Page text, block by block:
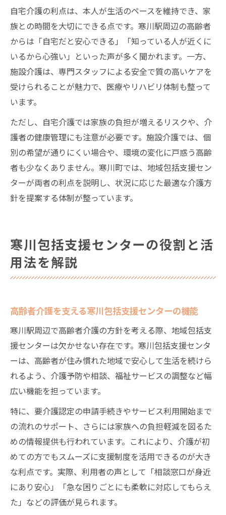
自宅介護の利点は、本人が生活のペースを維持でき、家
族との時間を大切にできる点です。寒川駅周辺の高齢者
からは「自宅だと安心できる」「知っている人が近くに
いるから心強い」といった声が多く聞かれます。一方、
施設介護は、専門スタッフによる安全で質の高いケアを
受けられることが魅力で、医療やリハビリ体制も整って
います。
ただし、自宅介護では家族の負担が増えるリスクや、介
護者の健康管理にも注意が必要です。施設介護では、個
別の希望が通りにくい場合や、環境の変化に戸惑う高齢
者も少なくありません。寒川町では、地域包括支援セン
ターが両者の利点を説明し、状況に応じた最適な介護方
針を提案する体制が整っています。
寒川包括支援センターの役割と活
用法を解説
高齢者介護を支える寒川包括支援センターの機能
寒川駅周辺で高齢者介護の方針を考える際、地域包括支
援センターは欠かせない存在です。寒川包括支援センタ
ーは、高齢者が住み慣れた地域で安心して生活を続けら
れるよう、介護予防や相談、福祉サービスの調整など幅
広い機能を担っています。
特に、要介護認定の申請手続きやサービス利用開始まで
の流れのサポート、さらには家族への負担軽減を図るた
めの情報提供も行われています。これにより、介護が初
めての方でもスムーズに支援制度を活用できるのが大き
な利点です。実際、利用者の声として「相談窓口が身近
にあり安心」「急な困りごとにも柔軟に対応してもらえ
た」などの評価が見られます。